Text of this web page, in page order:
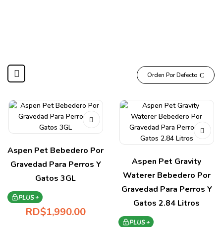
Orden Por Defecto
Aspen Pet Bebedero Por
Gravedad Para Perros Y
Gatos 3GL
PLUS +
RD$1,990.00
Aspen Pet Gravity
Waterer Bebedero Por
Gravedad Para Perros Y
Gatos 2.84 Litros
PLUS +